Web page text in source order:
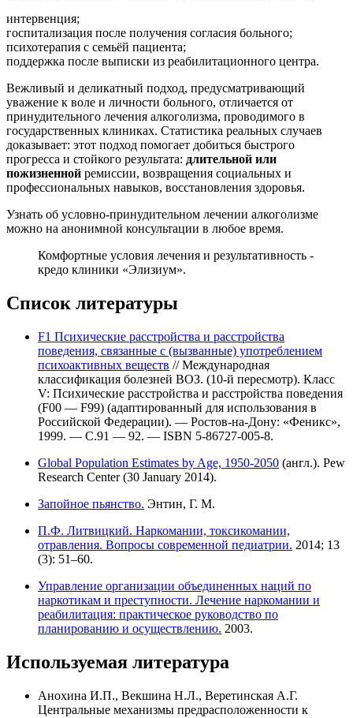
интервенция;
госпитализация после получения согласия больного;
психотерапия с семьёй пациента;
поддержка после выписки из реабилитационного центра.
Вежливый и деликатный подход, предусматривающий
уважение к воле и личности больного, отличается от
принудительного лечения алкоголизма, проводимого в
государственных клиниках. Статистика реальных случаев
доказывает: этот подход помогает добиться быстрого
прогресса и стойкого результата: длительной или
пожизненной ремиссии, возвращения социальных и
профессиональных навыков, восстановления здоровья.
Узнать об условно-принудительном лечении алкоголизме
можно на анонимной консультации в любое время.
Комфортные условия лечения и результативность -
кредо клиники «Элизиум».
Список литературы
F1 Психические расстройства и расстройства
поведения, связанные с (вызванные) употреблением
психоактивных веществ // Международная
классификация болезней ВОЗ. (10-й пересмотр). Класс
V: Психические расстройства и расстройства поведения
(F00 — F99) (адаптированный для использования в
Российской Федерации). — Ростов-на-Дону: «Феникс»,
1999. — С.91 — 92. — ISBN 5-86727-005-8.
Global Population Estimates by Age, 1950-2050 (англ.). Pew
Research Center (30 January 2014).
Запойное пьянство. Энтин, Г. М.
П.Ф. Литвицкий. Наркомании, токсикомании,
отравления. Вопросы современной педиатрии. 2014; 13
(3): 51–60.
Управление организации объединенных наций по
наркотикам и преступности. Лечение наркомании и
реабилитация: практическое руководство по
планированию и осуществлению. 2003.
Используемая литература
Анохина И.П., Векшина Н.Л., Веретинская А.Г.
Центральные механизмы предрасположенности к